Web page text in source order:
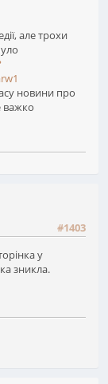
але трохи
новини про
важко
#1403
у
зникла.